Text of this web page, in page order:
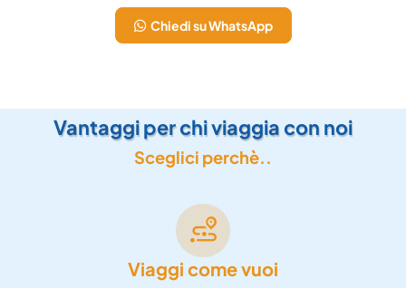
Chiedi su WhatsApp
Vantaggi per chi viaggia con noi
Sceglici perchè..
Viaggi come vuoi